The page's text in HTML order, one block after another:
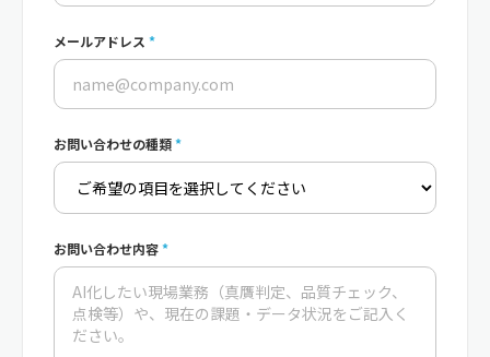
メールアドレス *
お問い合わせの種類*
お問い合わせ内容*